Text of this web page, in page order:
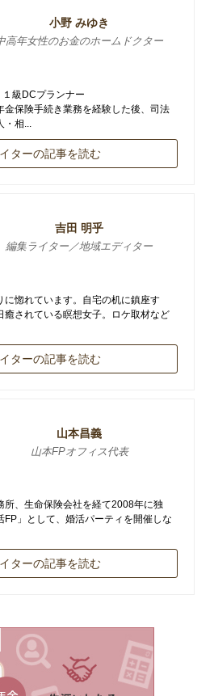
小野 みゆき
高年女性のお金のホームドクター
級DCプランナー
金保険手続き業務を経験した後、司法
・相...
ターの記事を読む
吉田 明乎
編集ライター／地域エディター
に惚れています。自宅の机に鎮座す
癒されている瞑想女子。ロケ取材など
ターの記事を読む
山本昌義
山本FPオフィス代表
所、生命保険会社を経て2008年に独
FP」として、婚活パーティを開催しな
ターの記事を読む